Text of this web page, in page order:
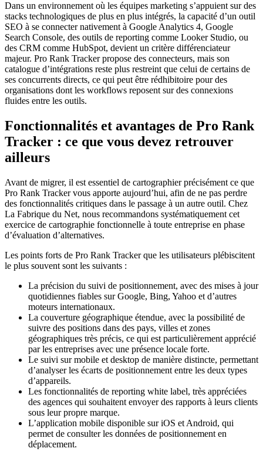
Dans un environnement où les équipes marketing s’appuient sur des
stacks technologiques de plus en plus intégrés, la capacité d’un outil
SEO à se connecter nativement à Google Analytics 4, Google
Search Console, des outils de reporting comme Looker Studio, ou
des CRM comme HubSpot, devient un critère différenciateur
majeur. Pro Rank Tracker propose des connecteurs, mais son
catalogue d’intégrations reste plus restreint que celui de certains de
ses concurrents directs, ce qui peut être rédhibitoire pour des
organisations dont les workflows reposent sur des connexions
fluides entre les outils.
Fonctionnalités et avantages de Pro Rank
Tracker : ce que vous devez retrouver
ailleurs
Avant de migrer, il est essentiel de cartographier précisément ce que
Pro Rank Tracker vous apporte aujourd’hui, afin de ne pas perdre
des fonctionnalités critiques dans le passage à un autre outil. Chez
La Fabrique du Net, nous recommandons systématiquement cet
exercice de cartographie fonctionnelle à toute entreprise en phase
d’évaluation d’alternatives.
Les points forts de Pro Rank Tracker que les utilisateurs plébiscitent
le plus souvent sont les suivants :
La précision du suivi de positionnement, avec des mises à jour
quotidiennes fiables sur Google, Bing, Yahoo et d’autres
moteurs internationaux.
La couverture géographique étendue, avec la possibilité de
suivre des positions dans des pays, villes et zones
géographiques très précis, ce qui est particulièrement apprécié
par les entreprises avec une présence locale forte.
Le suivi sur mobile et desktop de manière distincte, permettant
d’analyser les écarts de positionnement entre les deux types
d’appareils.
Les fonctionnalités de reporting white label, très appréciées
des agences qui souhaitent envoyer des rapports à leurs clients
sous leur propre marque.
L’application mobile disponible sur iOS et Android, qui
permet de consulter les données de positionnement en
déplacement.